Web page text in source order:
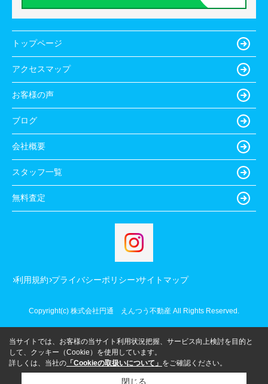
トップページ
アクセスマップ
お客様の声
ブログ
会社概要
スタッフ一覧
無料査定
利用規約 プライバシーポリシー サイトマップ
Copyright(c) 株式会社円通 えんつう不動産 All Rights Reserved.
当サイトでは、お客様の当サイト利用状況把握、サービス向上検討を目的と
して、クッキー（Cookie）を使用しています。
詳しくは、当社の 「Cookieの取扱いについて」 をご確認ください。
閉じる